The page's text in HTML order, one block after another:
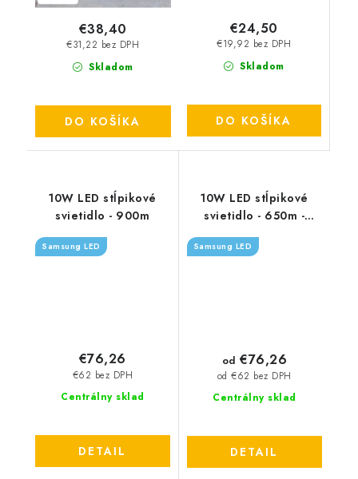
Skladom
€31,22 bez DPH
€38,40
DO KOŠÍKA
Skladom
€19,92 bez DPH
€24,50
DO KOŠÍKA
10W LED stĺpikové
svietidlo - 900m
Samsung LED
Centrálny sklad
€62 bez DPH
€76,26
DETAIL
10W LED stĺpikové
svietidlo - 650m -
Samsung LED
Centrálny sklad
od €62 bez DPH
od €76,26
DETAIL